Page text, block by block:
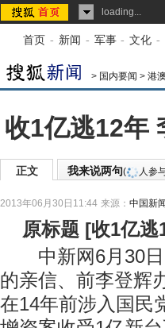
loading...
首页 - 新闻 - 军事 - 文化 -
> 国内要闻 > 港
收1亿逃12年
正文 我来说两句( 人参
2013年06月30日11:44 来源： 中国新
原标题 [收1亿逃
中新网6月30日
的亲信、前李登辉
在14年前涉入国民